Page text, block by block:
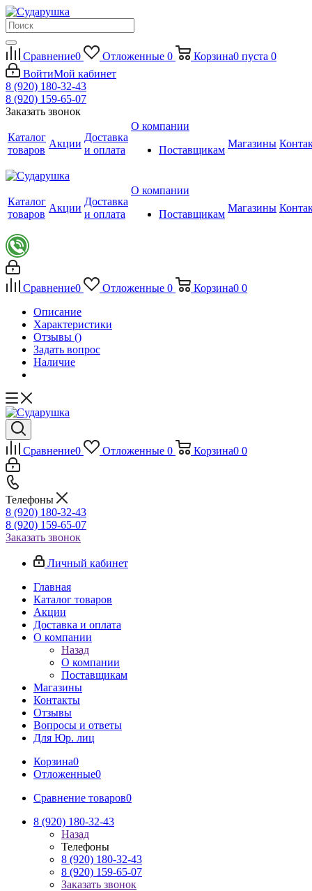
Сравнение0 Отложенные 0 Корзина0 пуста 0
ВойтиМой кабинет
8 (920) 180-32-43
8 (920) 159-65-07
Заказать звонок
Каталог
товаров
Акции
Доставка
и оплата
О компании
Поставщикам
Магазины
Каталог
товаров
Акции
Доставка
и оплата
О компании
Поставщикам
Магазины
Сравнение0 Отложенные 0 Корзина0 0
Описание
Характеристики
Отзывы ()
Задать вопрос
Наличие
Сравнение0 Отложенные 0 Корзина0 0
Телефоны
8 (920) 180-32-43
8 (920) 159-65-07
Заказать звонок
Личный кабинет
Главная
Каталог товаров
Акции
Доставка и оплата
О компании
Назад
О компании
Поставщикам
Магазины
Контакты
Отзывы
Вопросы и ответы
Для Юр. лиц
Корзина0
Отложенные0
Сравнение товаров0
8 (920) 180-32-43
Назад
Телефоны
8 (920) 180-32-43
8 (920) 159-65-07
Заказать звонок